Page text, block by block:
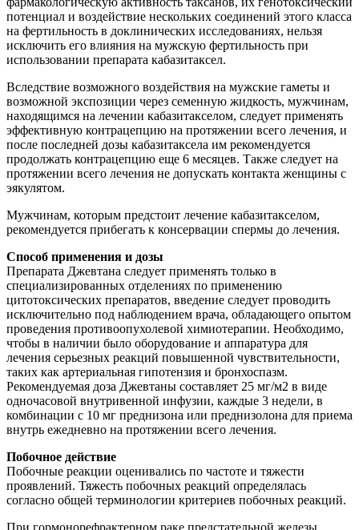
потенциал и воздействие нескольких соединений этого класса
на фертильность в доклинических исследованиях, нельзя
исключить его влияния на мужскую фертильность при
использовании препарата кабазитаксел.
Вследствие возможного воздействия на мужские гаметы и
возможной экспозиции через семенную жидкость, мужчинам,
находящимся на лечении кабазитакселом, следует применять
эффективную контрацепцию на протяжении всего лечения, и
после последней дозы кабазитаксела им рекомендуется
продолжать контрацепцию еще 6 месяцев. Также следует на
протяжении всего лечения не допускать контакта женщины с
эякулятом.
Мужчинам, которым предстоит лечение кабазитакселом,
рекомендуется прибегать к консервации спермы до лечения.
Способ применения и дозы
Препарата Джевтана следует применять только в
специализированных отделениях по применению
цитотоксических препаратов, введение следует проводить
исключительно под наблюдением врача, обладающего опытом
проведения противоопухолевой химиотерапии. Необходимо,
чтобы в наличии было оборудование и аппаратура для
лечения серьезных реакций повышенной чувствительности,
таких как артериальная гипотензия и бронхоспазм.
Рекомендуемая доза Джевтаны составляет 25 мг/м2 в виде
одночасовой внутривенной инфузии, каждые 3 недели, в
комбинации с 10 мг преднизона или преднизолона для приема
внутрь ежедневно на протяжении всего лечения.
Побочное действие
Побочные реакции оценивались по частоте и тяжести
проявлений. Тяжесть побочных реакций определялась
согласно общей терминологии критериев побочных реакций.
При гормонорефрактерном раке предстательной железы